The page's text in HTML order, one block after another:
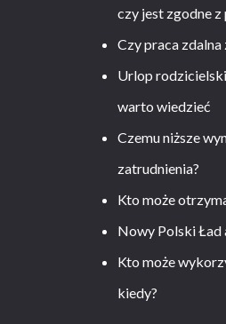
czy jest zgodne z
Czy praca zdalna
Urlop
warto wiedzieć
Czemu niższe
zatrudnienia?
Kto może
Nowy Polski Ład
Kto może
kiedy?